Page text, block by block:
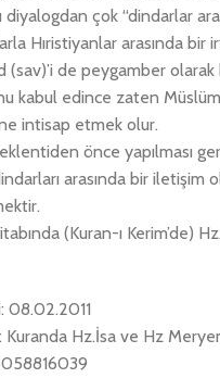
diyalogdan çok “dindarlar
Hıristiyanlar arasında bir
(sav)’i de peygamber
kabul edince zaten
intisap etmek olur.
önce yapılması
arasında bir iletişim
(Kuran-ı Kerim’de)
08.02.2011
Kuranda Hz.İsa ve Hz